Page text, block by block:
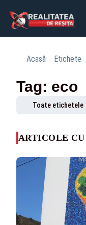
Acasă Etichete
Tag: eco
Toate etichetele
ARTICOLE